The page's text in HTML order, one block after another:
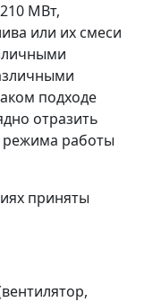
МВт,
или их смеси
подходе
отразить
режима работы
приняты